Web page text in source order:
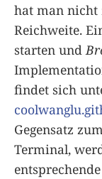
hat man nicht
Reichweite.
starten und
findet sich
Gegensatz
Terminal,